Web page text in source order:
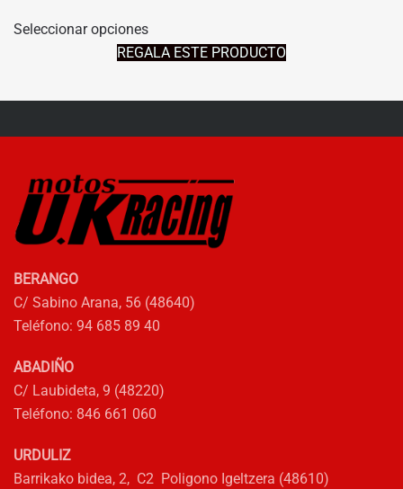
ORIGINAL
ERA:
ACTUAL
ES:
Seleccionar opcionesproducto
tiene
variantes.
pueden
elegir
en
de
REGALA ESTE PRODUCTO
BERANGO
C/ Sabino Arana, 56 (48640)
Teléfono: 94 685 89 40
ABADIÑO
C/ Laubideta, 9 (48220)
Teléfono: 846 661 060
URDULIZ
Barrikako bidea, 2, C2 Poligono Igeltzera (48610)